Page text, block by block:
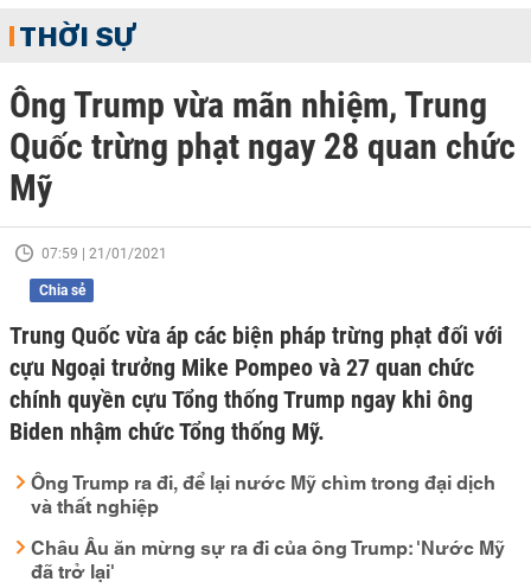
THỜI SỰ
Ông Trump vừa mãn nhiệm, Trung
Quốc trừng phạt ngay 28 quan chức
Mỹ
07:59 | 21/01/2021
Chia sẻ
Trung Quốc vừa áp các biện pháp trừng phạt đối với
cựu Ngoại trưởng Mike Pompeo và 27 quan chức
chính quyền cựu Tổng thống Trump ngay khi ông
Biden nhậm chức Tổng thống Mỹ.
Ông Trump ra đi, để lại nước Mỹ chìm trong đại dịch
và thất nghiệp
Châu Âu ăn mừng sự ra đi của ông Trump: 'Nước Mỹ
đã trở lại'